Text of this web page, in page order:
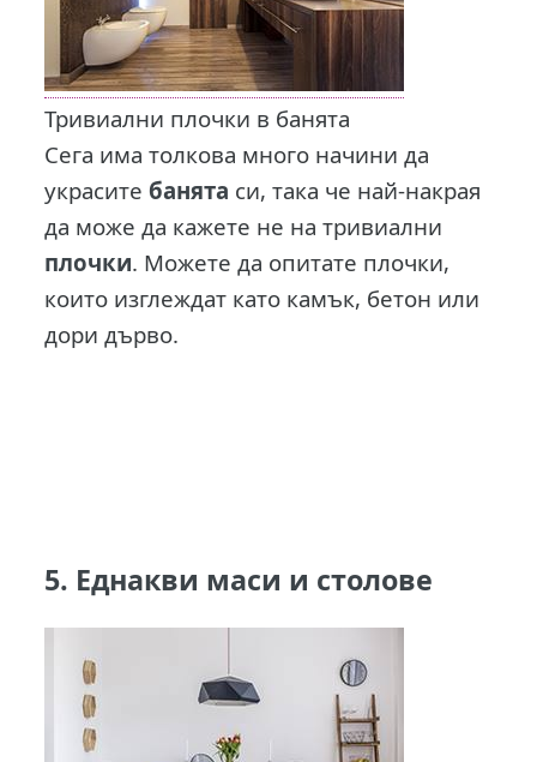
Тривиални плочки в банята
Сега има толкова много начини да
украситебанята си, така че най-накрая
да може да кажете не на тривиални
плочки. Можете да опитате плочки,
които изглеждат като камък, бетон или
дори дърво.
5. Еднакви маси и столове